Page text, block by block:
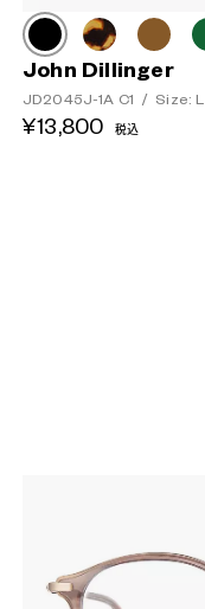
John Dillinger
JD2045J-1A C1 / Size: L
¥13,800 税込